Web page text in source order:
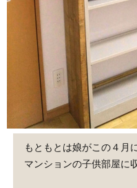
もともとは娘がこの４月
マンションの子供部屋に